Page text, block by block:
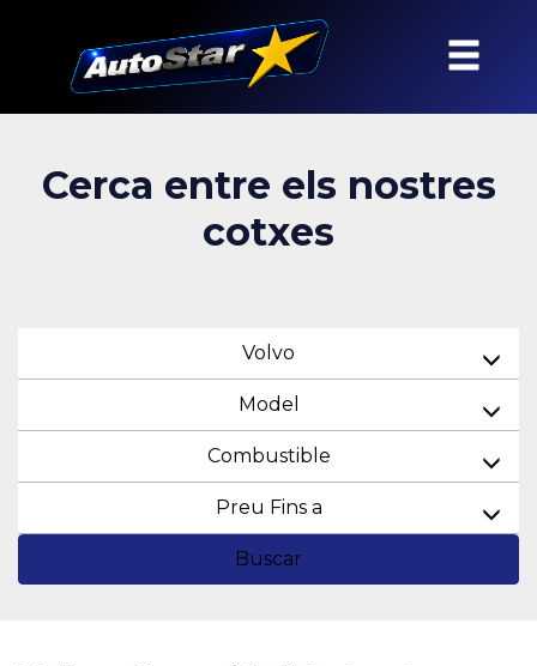
Cerca entre els nostres
cotxes
Volvo
Model
Combustible
Preu Fins a
Buscar